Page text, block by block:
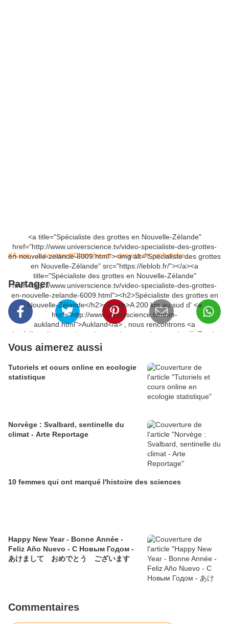
<a title="Spécialiste des grottes en Nouvelle-Zélande"
href="http://www.universcience.tv/video-specialiste-des-grottes-
en-nouvelle-zelande-6009.html"><img alt="Spécialiste des grottes
en Nouvelle-Zélande" src="https://leblob.fr/"></a><a
title="Spécialiste des grottes en Nouvelle-Zélande"
href="http://www.universcience.tv/video-specialiste-des-grottes-
en-nouvelle-zelande-6009.html"><h2>Spécialiste des grottes en
Nouvelle-Zélande</h2></a><p>A 200 km au sud d' <a
href="http://www.universcience.tv/nom-
aukland.html">Aukland</a> , nous rencontrons <a
href="http://www.universcience.tv/nom-travis-cross.html">Travis
Cross</a> , responsable scientifique des grottes de <a
href="http://www.universcience.tv/nom-
waitomo.html">Waitomo</a> . Ces lieux sont visités par des
milliers de touristes, attirés autant par la beauté des concrétions
calcaires que par les <a href="http://www.universcience.tv/nom-
vers-luisants.html">vers luisants</a> ! Mais comment Travis
assure-t-il la préservation de cet <a
environnement.html">environnement</a> ?</p><p> Dans la série
<a title="page série Chercheurs du bout du monde"
href="http://www.universcience.tv/categorie-chercheurs-du-bout-
du-monde-737.html" target="_blank">Chercheurs du bout du
monde</a>.</p><p>Suivez l'aventure sur <a
href="http://www.wingsforscience.com">www.wingsforscience.co
m</a></p><h2><span id="Formation_des_stalagmites"
#A voir - à écouter #Chercheurs - projets de recherche...
Partager
Vous aimerez aussi
Tutoriels et cours online en ecologie
statistique
Norvège : Svalbard, sentinelle du
climat - Arte Reportage
10 femmes qui ont marqué l'histoire des sciences
Happy New Year - Bonne Année -
Feliz Año Nuevo - С Новым Годом -
あけまして おめでとう ございます
Commentaires